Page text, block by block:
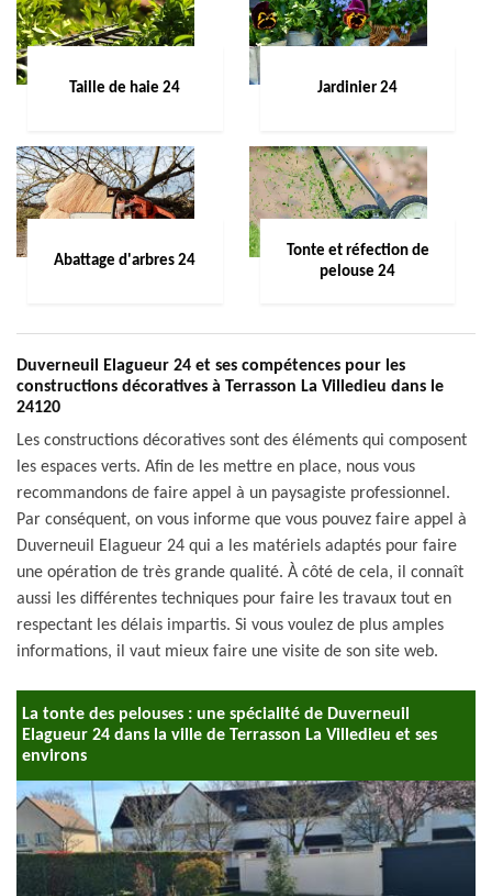
Taille de haie 24 Jardinier 24
Abattage d'arbres 24
Tonte et réfection de
pelouse 24
Duverneuil Elagueur 24 et ses compétences pour les
constructions décoratives à Terrasson La Villedieu dans le
24120
Les constructions décoratives sont des éléments qui composent
les espaces verts. Afin de les mettre en place, nous vous
recommandons de faire appel à un paysagiste professionnel.
Par conséquent, on vous informe que vous pouvez faire appel à
Duverneuil Elagueur 24 qui a les matériels adaptés pour faire
une opération de très grande qualité. À côté de cela, il connaît
aussi les différentes techniques pour faire les travaux tout en
respectant les délais impartis. Si vous voulez de plus amples
informations, il vaut mieux faire une visite de son site web.
La tonte des pelouses : une spécialité de Duverneuil
Elagueur 24 dans la ville de Terrasson La Villedieu et ses
environs